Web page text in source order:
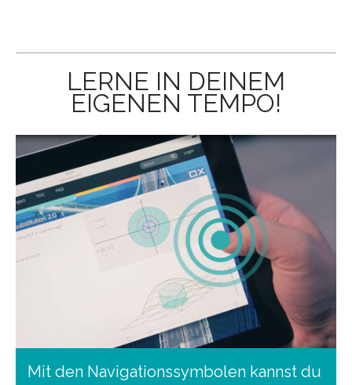
LERNE IN DEINEM
EIGENEN TEMPO!
Mit den Navigationssymbolen kannst du